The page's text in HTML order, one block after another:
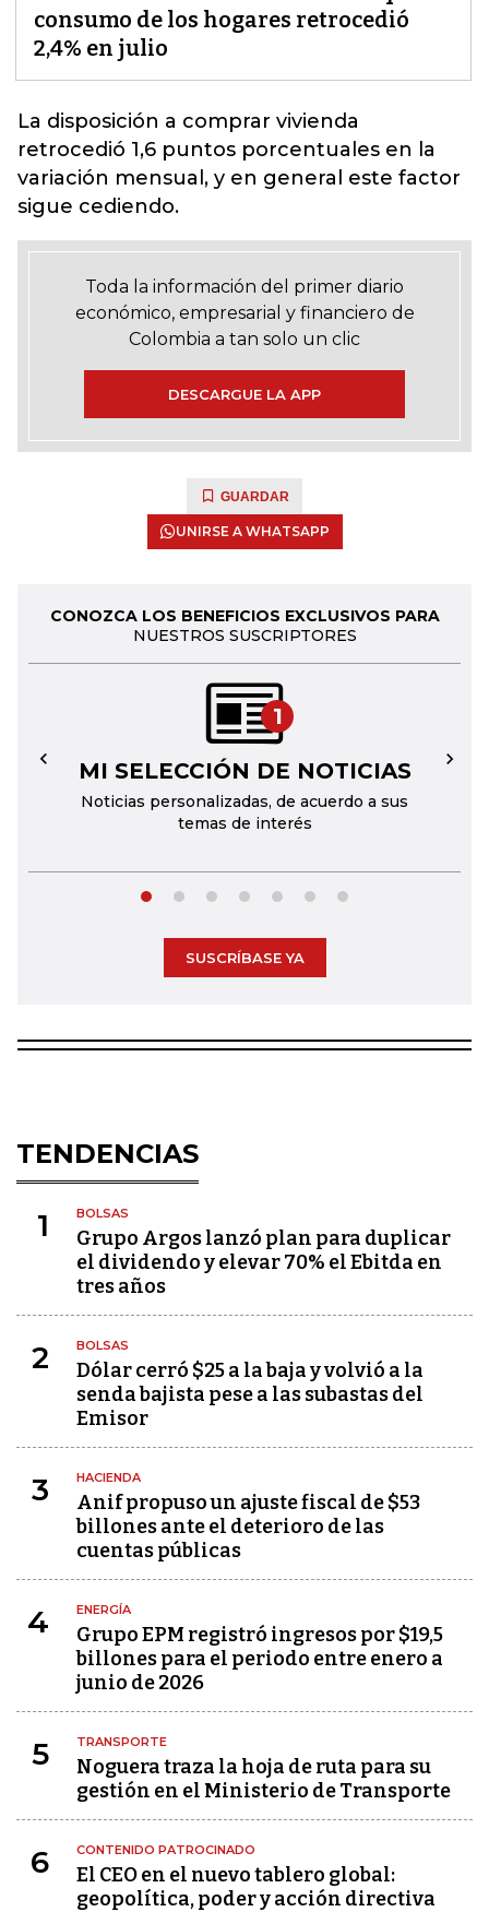
consumo de los hogares retrocedió
2,4% en julio
La disposición a comprar vivienda
retrocedió 1,6 puntos porcentuales en la
variación mensual , y en general este factor
sigue cediendo.
Toda la información del primer diario
económico, empresarial y financiero de
Colombia a tan solo un clic
DESCARGUE LA APP
GUARDAR
UNIRSE A WHATSAPP
CONOZCA LOS BENEFICIOS EXCLUSIVOS PARA
NUESTROS SUSCRIPTORES
1
MI SELECCIÓN DE NOTICIAS
Noticias personalizadas, de acuerdo a sus
temas de interés
← →
SUSCRÍBASE YA
TENDENCIAS
1 BOLSAS
Grupo Argos lanzó plan para duplicar
el dividendo y elevar 70% el Ebitda en
tres años
2 BOLSAS
Dólar cerró $25 a la baja y volvió a la
senda bajista pese a las subastas del
Emisor
3 HACIENDA
Anif propuso un ajuste fiscal de $53
billones ante el deterioro de las
cuentas públicas
4 ENERGÍA
Grupo EPM registró ingresos por $19,5
billones para el periodo entre enero a
junio de 2026
5 TRANSPORTE
Noguera traza la hoja de ruta para su
gestión en el Ministerio de Transporte
6 CONTENIDO PATROCINADO
El CEO en el nuevo tablero global:
geopolítica, poder y acción directiva